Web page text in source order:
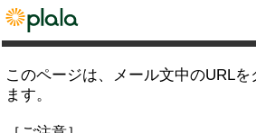
このページは、メール文中のURL
ます。